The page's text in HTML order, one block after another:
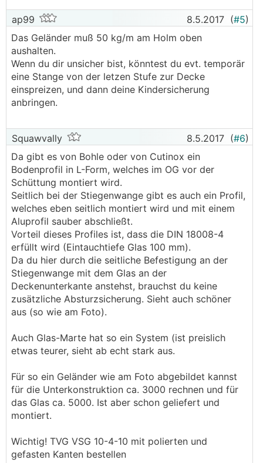
ap99 8.5.2017 (#5)
Das Geländer muß 50 kg/m am Holm oben
aushalten.
Wenn du dir unsicher bist, könntest du evt. temporär
eine Stange von der letzen Stufe zur Decke
einspreizen, und dann deine Kindersicherung
anbringen.
Squawvally 8.5.2017 (#6)
Da gibt es von Bohle oder von Cutinox ein
Bodenprofil in L-Form, welches im OG vor der
Schüttung montiert wird.
Seitlich bei der Stiegenwange gibt es auch ein Profil,
welches eben seitlich montiert wird und mit einem
Aluprofil sauber abschließt.
Vorteil dieses Profiles ist, dass die DIN 18008-4
erfüllt wird (Eintauchtiefe Glas 100 mm).
Da du hier durch die seitliche Befestigung an der
Stiegenwange mit dem Glas an der
Deckenunterkante anstehst, brauchst du keine
zusätzliche Absturzsicherung. Sieht auch schöner
aus (so wie am Foto).
Auch Glas-Marte hat so ein System (ist preislich
etwas teurer, sieht ab echt stark aus.
Für so ein Geländer wie am Foto abgebildet kannst
für die Unterkonstruktion ca. 3000 rechnen und für
das Glas ca. 5000. Ist aber schon geliefert und
montiert.
Wichtig! TVG VSG 10-4-10 mit polierten und
gefasten Kanten bestellen